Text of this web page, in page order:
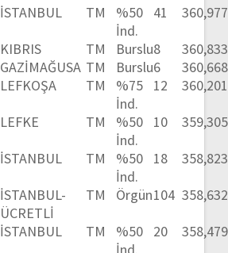
İSTANBUL TM
%50
İnd.
41
KIBRIS TM Burslu8
GAZİMAĞUSA TM Burslu6
LEFKOŞA TM
%75
İnd.
12
LEFKE TM
%50
İnd.
10
İSTANBUL TM
%50
İnd.
18
İSTANBUL-
ÜCRETLİ
TM Örgün104
İSTANBUL TM
%50
20